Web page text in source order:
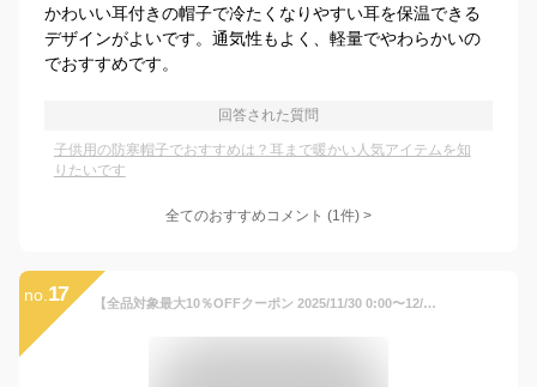
かわいい耳付きの帽子で冷たくなりやすい耳を保温できる
デザインがよいです。通気性もよく、軽量でやわらかいの
でおすすめです。
回答された質問
子供用の防寒帽子でおすすめは？耳まで暖かい人気アイテムを知
りたいです
全てのおすすめコメント (1件) >
no. 17 【全品対象最大10％OFFクーポン 2025/11/30 0:00〜12/11 1:59】ザ・ノース・フェイス ニット帽 ジュニア カプッチョリッド NNJ42320 K THE NORTH FACE ビーニー 防寒 保温